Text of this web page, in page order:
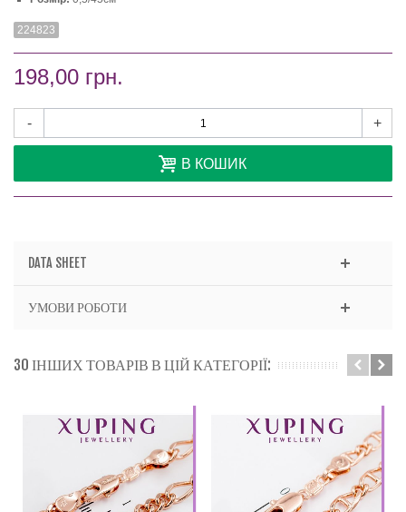
224823
198,00 грн.
- +
В КОШИК
DATA SHEET
УМОВИ РОБОТИ
30 ІНШИХ ТОВАРІВ В ЦІЙ КАТЕГОРІЇ: